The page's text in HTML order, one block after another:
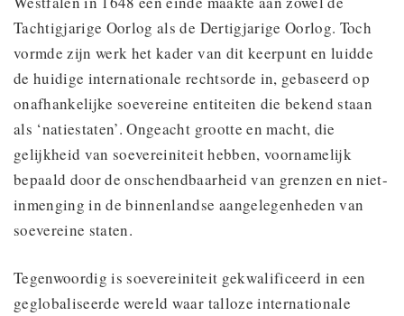
Tachtigjarige Oorlog als de Dertigjarige Oorlog. Toch
vormde zijn werk het kader van dit keerpunt en luidde
de huidige internationale rechtsorde in, gebaseerd op
onafhankelijke soevereine entiteiten die bekend staan
als ‘natiestaten’. Ongeacht grootte en macht, die
gelijkheid van soevereiniteit hebben, voornamelijk
bepaald door de onschendbaarheid van grenzen en niet-
inmenging in de binnenlandse aangelegenheden van
soevereine staten.
Tegenwoordig is soevereiniteit gekwalificeerd in een
geglobaliseerde wereld waar talloze internationale